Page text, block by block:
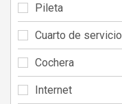
Pileta
Cuarto de servicio
Cochera
Internet